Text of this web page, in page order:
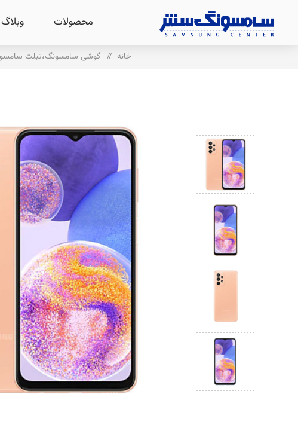
محصولات وبلاگ
خانه / گوشی سامسونگ،تبلت